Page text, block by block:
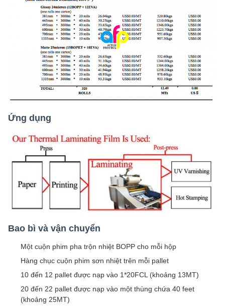
Ứng dụng
Bao bì và vận chuyển
Một cuộn phim pha trộn nhiệt BOPP cho mỗi hộp
Hàng chục cuộn phim sơn nhiệt trên mỗi pallet
10 đến 12 pallet được nạp vào 1*20FCL (khoảng 13MT)
20 đến 22 pallet được nạp vào một thùng chứa 40 feet
(khoảng 25MT)